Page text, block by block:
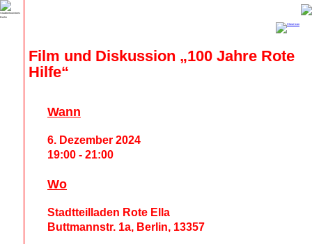
Film und Diskussion „100 Jahre Rote
Hilfe“
Wann
6. Dezember 2024
19:00 - 21:00
Wo
Stadtteilladen Rote Ella
Buttmannstr. 1a, Berlin, 13357